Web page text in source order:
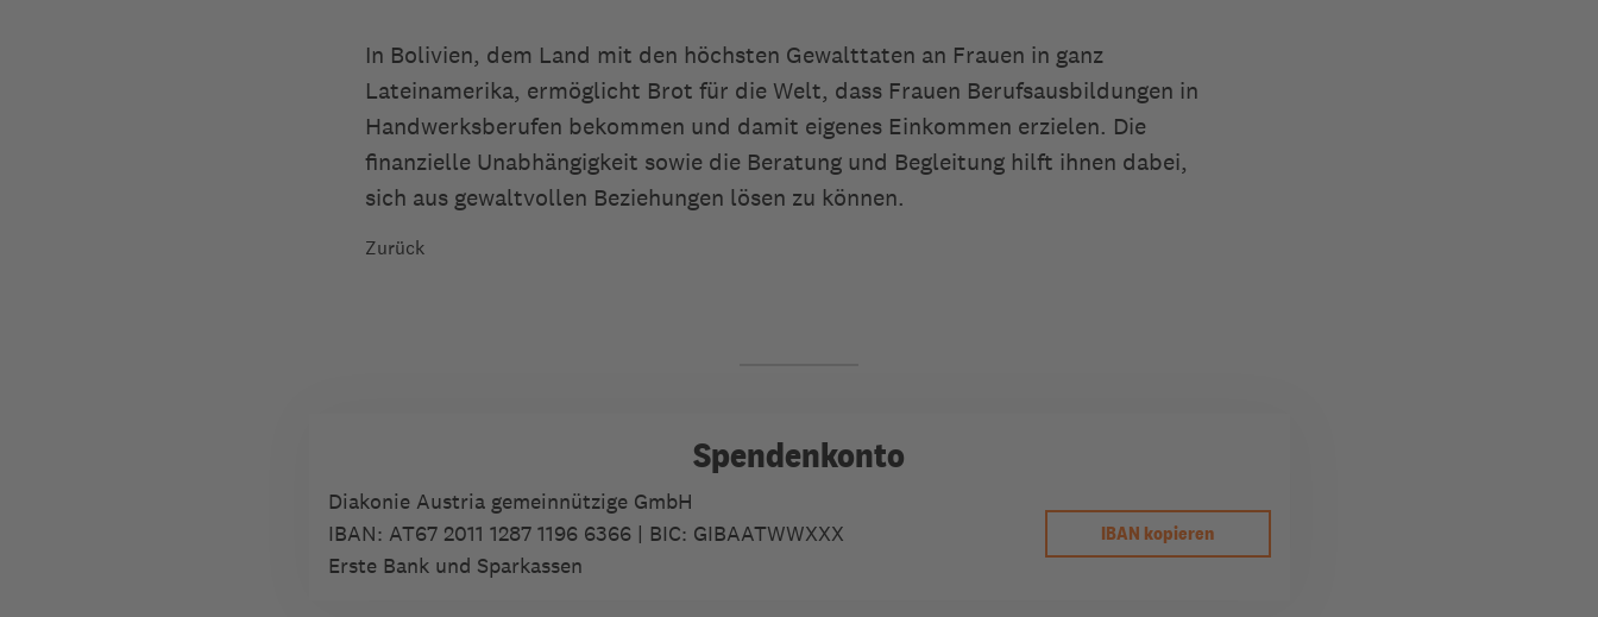
In Bolivien, dem Land mit den höchsten Gewalttaten an Frauen in ganz
Lateinamerika, ermöglicht Brot für die Welt, dass Frauen Berufsausbildungen in
Handwerksberufen bekommen und damit eigenes Einkommen erzielen. Die
finanzielle Unabhängigkeit sowie die Beratung und Begleitung hilft ihnen dabei,
sich aus gewaltvollen Beziehungen lösen zu können.
Zurück
Spendenkonto
Diakonie Austria gemeinnützige GmbH
IBAN: AT67 2011 1287 1196 6366| BIC: GIBAATWWXXX
Erste Bank und Sparkassen
IBAN kopieren